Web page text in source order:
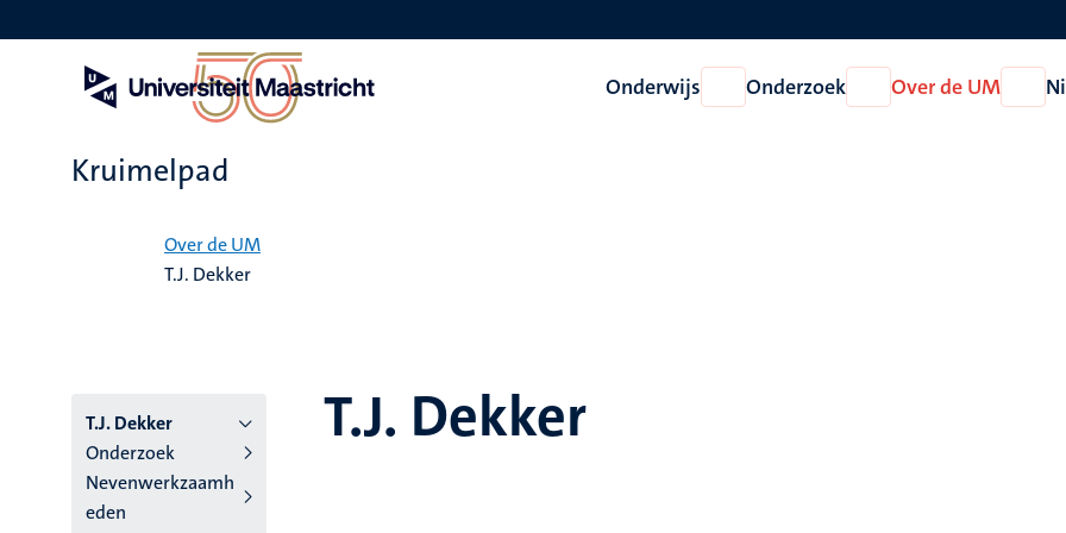
en
Onderwijs
Open
Onderwijs
Onderzoek
Open
Onderzoek
Over de UM
Open
Over
Kruimelpad
Over de UM
T.J. Dekker
T.J. Dekker
Onderzoek
Nevenwerkzaamh
eden
T.J. Dekker